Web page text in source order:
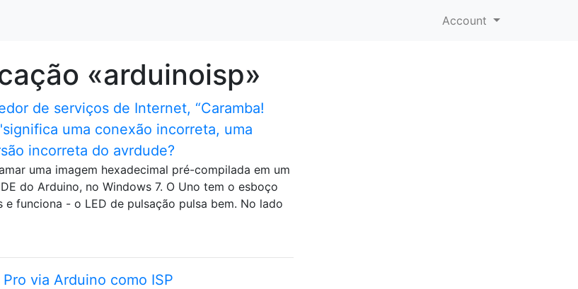
Account
«arduinoisp»
de serviços de Internet, “Caramba!
uma conexão incorreta, uma
incorreta do avrdude?
uma imagem hexadecimal pré-compilada em um
do Arduino, no Windows 7. O Uno tem o esboço
funciona - o LED de pulsação pulsa bem. No lado
via Arduino como ISP